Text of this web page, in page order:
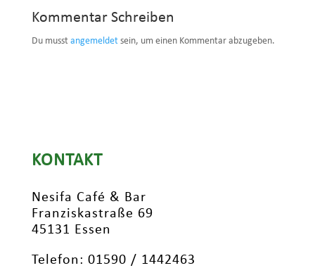
Kommentar Schreiben
Du musst angemeldetsein, um einen Kommentar abzugeben.
KONTAKT
Nesifa Café & Bar
Franziskastraße 69
45131 Essen
Telefon: 01590 / 1442463